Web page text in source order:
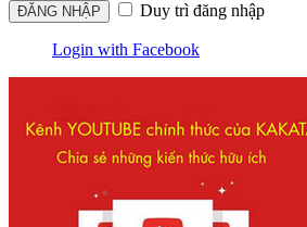
Duy trì đăng nhập
Login with Facebook